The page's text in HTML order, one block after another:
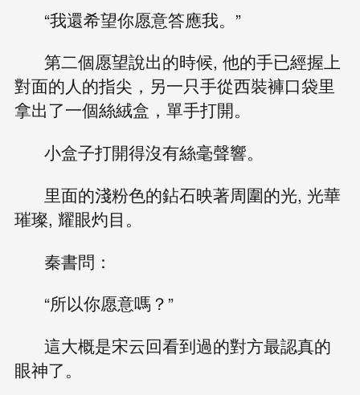
“我還希望你愿意答應我。”
第二個愿望說出的時候, 他的手已經握上
對面的人的指尖，另一只手從西裝褲口袋里
拿出了一個絲絨盒，單手打開。
小盒子打開得沒有絲毫聲響。
里面的淺粉色的鉆石映著周圍的光, 光華
璀璨, 耀眼灼目。
秦書問：
“所以你愿意嗎？”
這大概是宋云回看到過的對方最認真的
眼神了。